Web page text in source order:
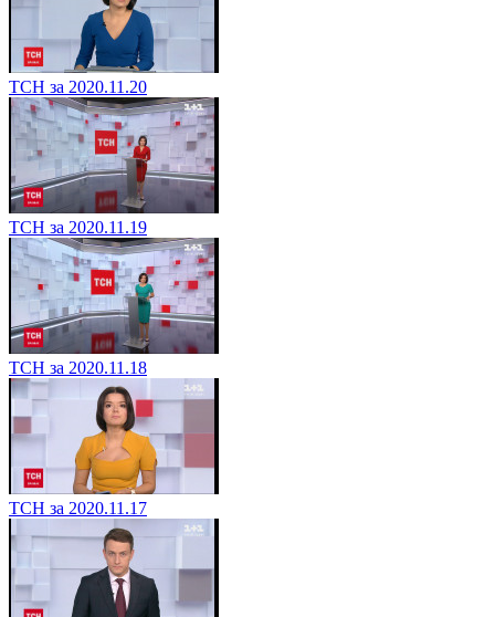
ТСН за 2020.11.20
ТСН за 2020.11.19
ТСН за 2020.11.18
ТСН за 2020.11.17